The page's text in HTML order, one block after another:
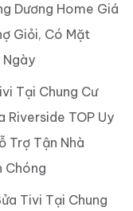
Dương Home Giá
Giỏi, Có Mặt
Ngày
Tại Chung Cư
Riverside TOP Uy
Trợ Tận Nhà
Chóng
Tivi Tại Chung